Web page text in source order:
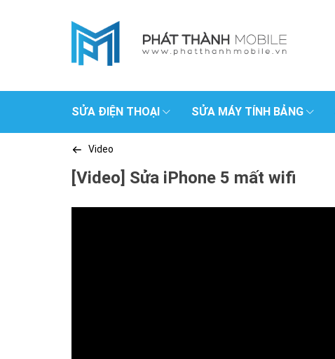
SỬA ĐIỆN THOẠI SỬA MÁY TÍNH BẢNG
Video
[Video] Sửa iPhone 5 mất wifi